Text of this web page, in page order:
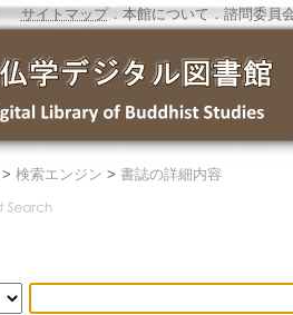
サイトマップ．本館について ． 諮問委員
> 検索エンジン > 書誌の詳細内容